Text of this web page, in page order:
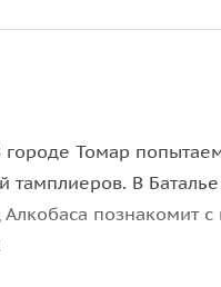
Томар
тамплиеров. В
Алкобаса